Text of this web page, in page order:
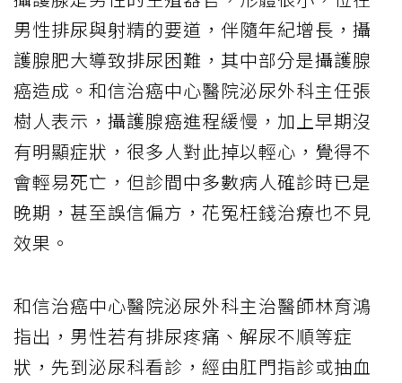
男性排尿與射精的要道，伴隨年紀增長，攝
護腺肥大導致排尿困難，其中部分是攝護腺
癌造成。和信治癌中心醫院泌尿外科主任張
樹人表示，攝護腺癌進程緩慢，加上早期沒
有明顯症狀，很多人對此掉以輕心，覺得不
會輕易死亡，但診間中多數病人確診時已是
晚期，甚至誤信偏方，花冤枉錢治療也不見
效果。
和信治癌中心醫院泌尿外科主治醫師林育鴻
指出，男性若有排尿疼痛、解尿不順等症
狀，先到泌尿科看診，經由肛門指診或抽血